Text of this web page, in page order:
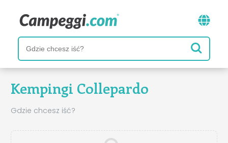
Kempingi Collepardo
Gdzie chcesz iść?